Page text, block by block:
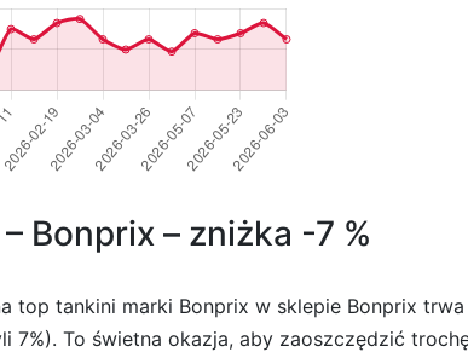
Bonprix – zniżka -7 %
top tankini marki Bonprix w sklepie Bonprix
7%). To świetna okazja, aby zaoszczędzić